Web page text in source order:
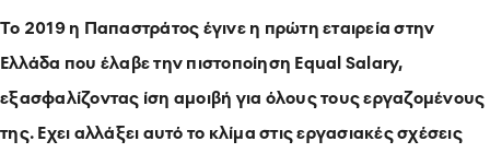
Το 2019 η Παπαστράτος έγινε η πρώτη εταιρεία στην
Ελλάδα που έλαβε την πιστοποίηση Equal Salary,
εξασφαλίζοντας ίση αμοιβή για όλους τους εργαζομένους
της. Εχει αλλάξει αυτό το κλίμα στις εργασιακές σχέσεις